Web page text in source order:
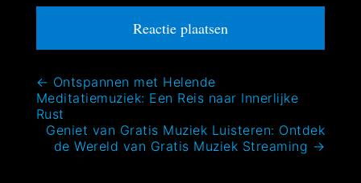
Bericht
navigatie
← Ontspannen met Helende
Meditatiemuziek: Een Reis naar Innerlijke
Rust
Geniet van Gratis Muziek Luisteren: Ontdek
de Wereld van Gratis Muziek Streaming →